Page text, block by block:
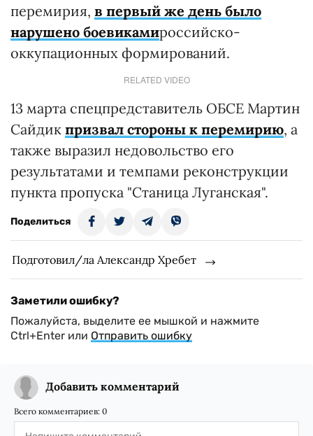
перемирия, в первый же день было
нарушено боевикамироссийско-
оккупационных формирований.
RELATED VIDEO
13 марта спецпредставитель ОБСЕ Мартин
Сайдик призвал стороны к перемирию, а
также выразил недовольство его
результатами и темпами реконструкции
пункта пропуска "Станица Луганская".
Поделиться
Подготовил/ла Александр Хребет
Заметили ошибку?
Пожалуйста, выделите ее мышкой и нажмите
Ctrl+Enter или Отправить ошибку
Добавить комментарий
Всего комментариев: 0